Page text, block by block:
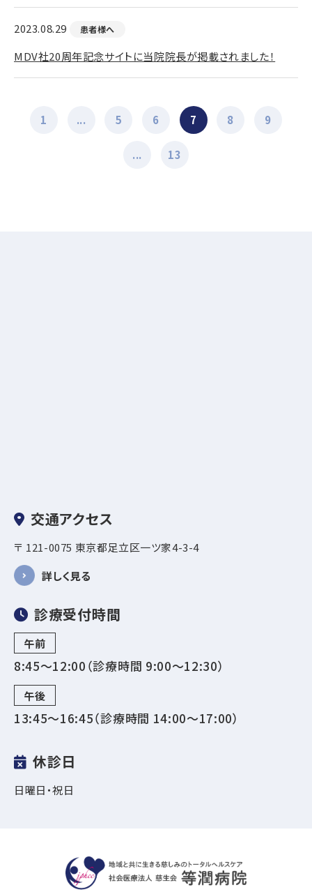
2023.08.29 患者様へ
MDV社20周年記念サイトに当院院長が掲載されました！
1 ... 5 6 7 8 9
... 13
交通アクセス
〒 121-0075 東京都足立区一ツ家4-3-4
詳しく見る
診療受付時間
午前
8:45～12:00（診療時間 9:00〜12:30）
午後
13:45～16:45（診療時間 14:00〜17:00）
休診日
日曜日・祝日